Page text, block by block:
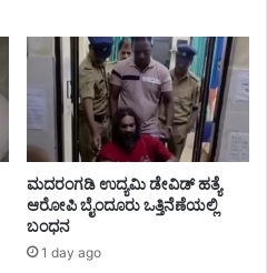
ಮದರಂಗಡಿ ಉದ್ಯಮಿ ಡೇವಿಡ್ ಹತ್ಯೆ
ಆರೋಪಿ ಬೈಂದೂರು ಒತ್ತಿನೆಣೆಯಲ್ಲಿ
ಬಂಧನ
1 day ago